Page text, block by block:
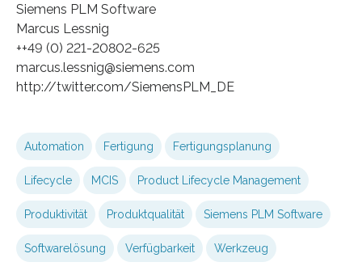
Siemens PLM Software
Marcus Lessnig
++49 (0) 221-20802-625
marcus.lessnig@siemens.com
http://twitter.com/SiemensPLM_DE
Automation Fertigung Fertigungsplanung
Lifecycle MCIS Product Lifecycle Management
Produktivität Produktqualität Siemens PLM Software
Softwarelösung Verfügbarkeit Werkzeug